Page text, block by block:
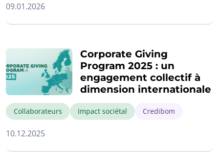
09.01.2026
Corporate Giving
Program 2025 : un
engagement collectif à
dimension internationale
Collaborateurs Impact sociétal Credibom
10.12.2025